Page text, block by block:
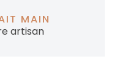
MAIN
artisan